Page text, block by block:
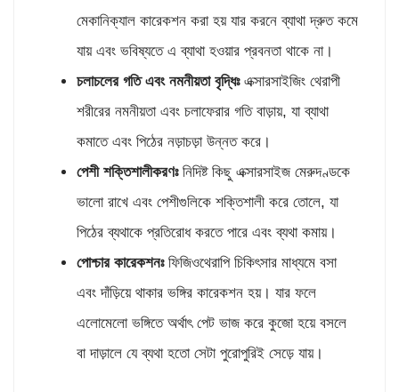
মেকানিক্যাল কারেকশন করা হয় যার করনে ব্যাথা দ্রুত কমে
যায় এবং ভবিষ্যতে এ ব্যাথা হওয়ার প্রবনতা থাকে না।
চলাচলের গতি এবং নমনীয়তা বৃদ্ধিঃএক্সারসাইজিং থেরাপী
শরীরের নমনীয়তা এবং চলাফেরার গতি বাড়ায়, যা ব্যাথা
কমাতে এবং পিঠের নড়াচড়া উন্নত করে।
পেশী শক্তিশালীকরণঃ নিদিষ্ট কিছু এক্সারসাইজ মেরুদণ্ডকে
ভালো রাখে এবং পেশীগুলিকে শক্তিশালী করে তোলে, যা
পিঠের ব্যথাকে প্রতিরোধ করতে পারে এবং ব্যথা কমায়।
পোশ্চার কারেকশনঃফিজিওথেরাপি চিকিৎসার মাধ্যমে বসা
এবং দাঁড়িয়ে থাকার ভঙ্গির কারেকশন হয়। যার ফলে
এলোমেলো ভঙ্গিতে অর্থাৎ পেট ভাজ করে কুজো হয়ে বসলে
বা দাড়ালে যে ব্যথা হতো সেটা পুরোপুরিই সেড়ে যায়।